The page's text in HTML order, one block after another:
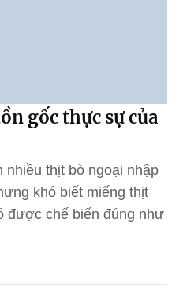
gốc thực sự của
thịt bò ngoại nhập
khó biết miếng thịt
được chế biến đúng như